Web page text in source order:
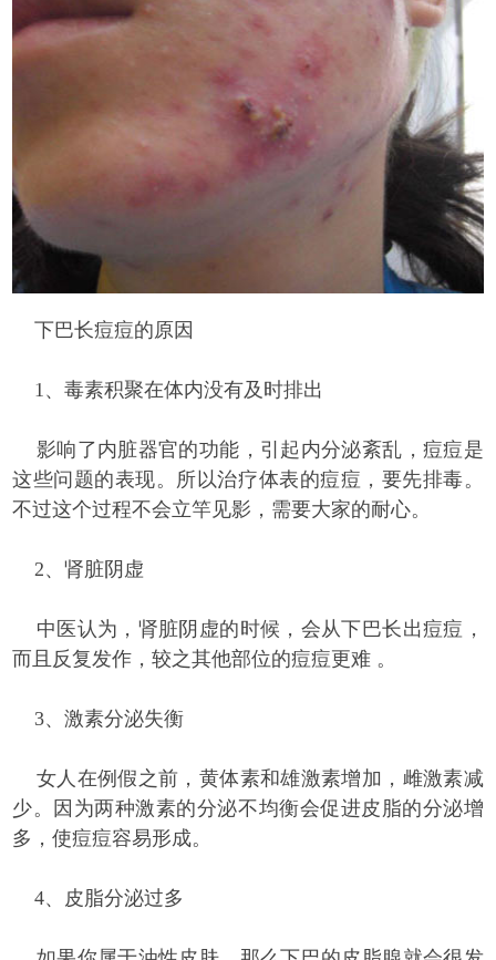
下巴长痘痘的原因
1、毒素积聚在体内没有及时排出
影响了内脏器官的功能，引起内分泌紊乱，痘痘是
这些问题的表现。所以治疗体表的痘痘，要先排毒。
不过这个过程不会立竿见影，需要大家的耐心。
2、肾脏阴虚
中医认为，肾脏阴虚的时候，会从下巴长出痘痘，
而且反复发作，较之其他部位的痘痘更难 。
3、激素分泌失衡
女人在例假之前，黄体素和雄激素增加，雌激素减
少。因为两种激素的分泌不均衡会促进皮脂的分泌增
多，使痘痘容易形成。
4、皮脂分泌过多